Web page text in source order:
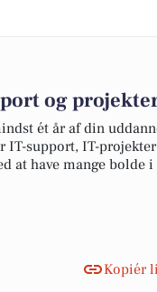
og
ét år af din
support, IT-
at have mange bolde i
Kopiér